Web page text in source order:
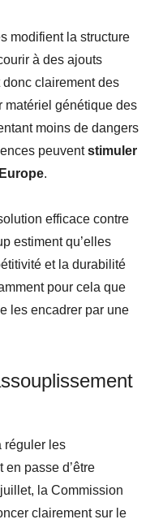
modifient la structure
à des ajouts
clairement des
matériel génétique des
moins de dangers
peuventstimuler
.
efficace contre
estiment qu’elles
et la durabilité
pour cela que
les encadrer par une
réguler les
passe d’être
la Commission
clairement sur le